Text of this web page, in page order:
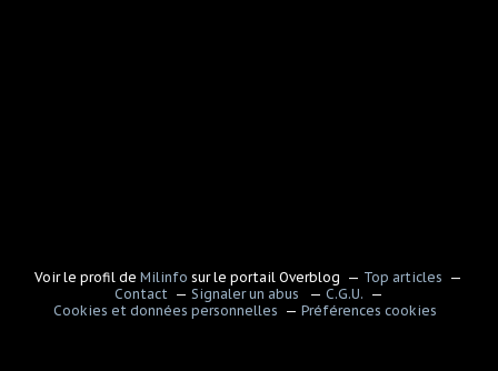
Voir le profil deMilinfo sur le portail Overblog
Top articles
Contact
Signaler un abus
C.G.U.
Cookies et données personnelles
Préférences cookies